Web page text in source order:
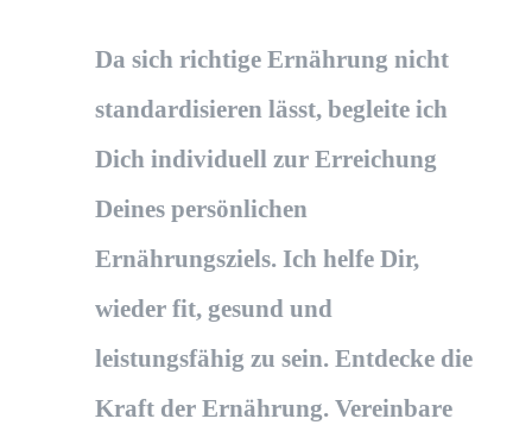
Da sich richtige Ernährung nicht
standardisieren lässt, begleite ich
Dich individuell zur Erreichung
Deines persönlichen
Ernährungsziels. Ich helfe Dir,
wieder fit, gesund und
leistungsfähig zu sein. Entdecke die
Kraft der Ernährung. Vereinbare